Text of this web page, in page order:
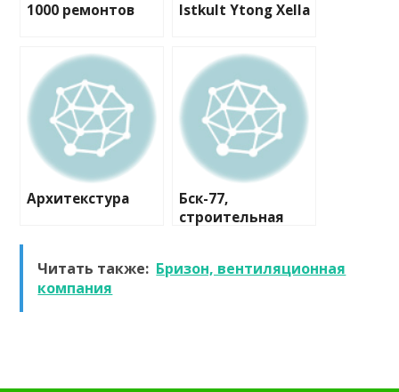
1000 ремонтов Istkult Ytong Xella
Архитекстура
Бск-77,
строительная
Читать также: Бризон, вентиляционная
компания